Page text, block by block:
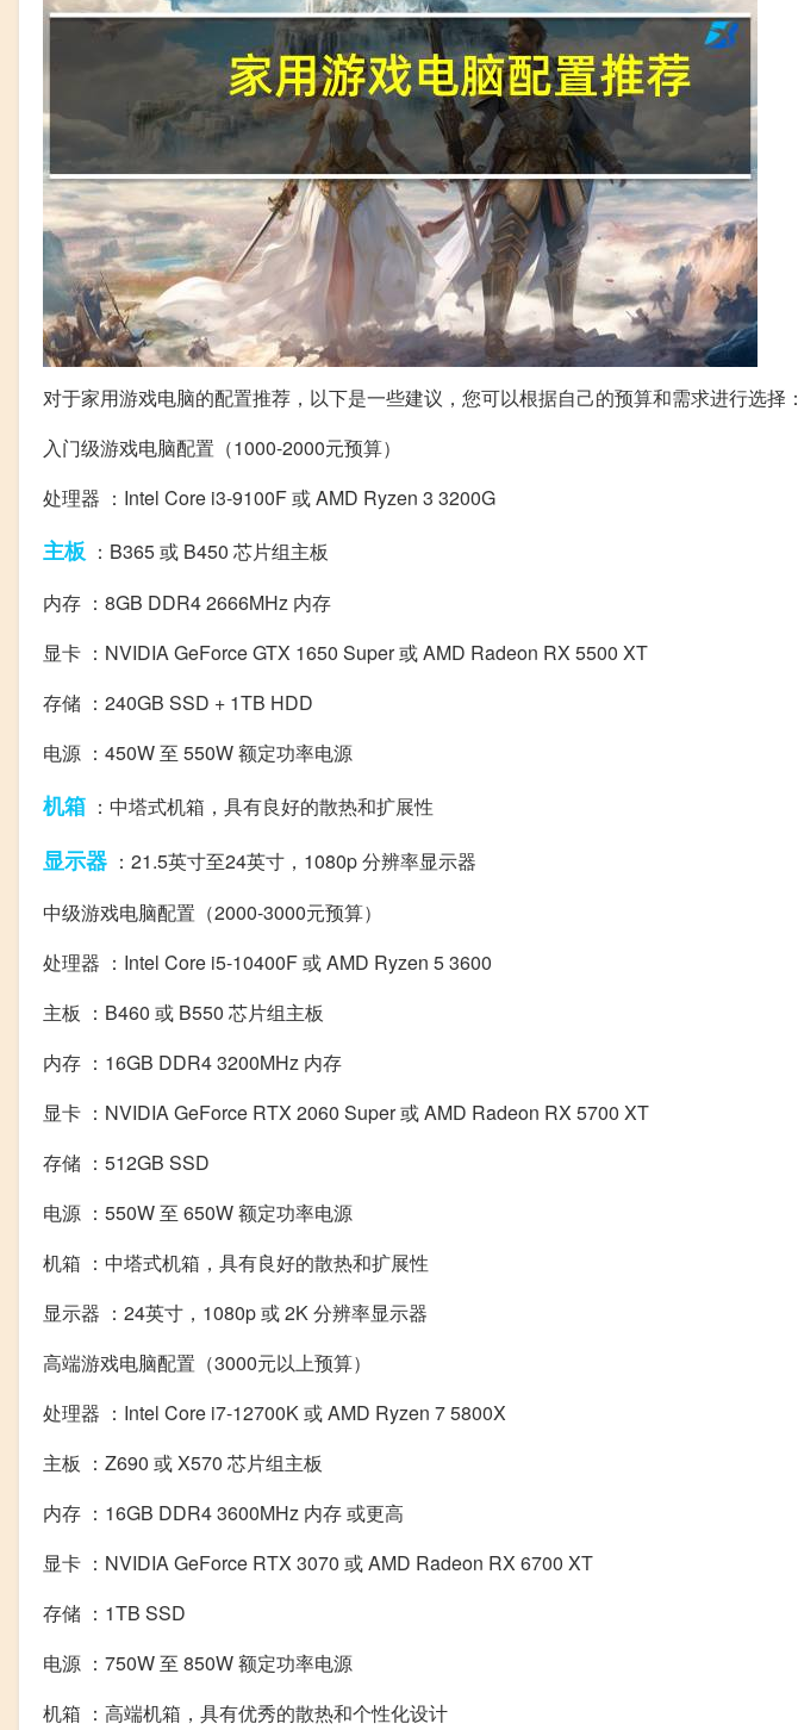
对于家用游戏电脑的配置推荐，以下是一些建议，您可以根据自己的预算和需求进行选择：
入门级游戏电脑配置（1000-2000元预算）
处理器 ：Intel Core i3-9100F 或 AMD Ryzen 3 3200G
主板 ：B365 或 B450 芯片组主板
内存 ：8GB DDR4 2666MHz 内存
显卡 ：NVIDIA GeForce GTX 1650 Super 或 AMD Radeon RX 5500 XT
存储 ：240GB SSD + 1TB HDD
电源 ：450W 至 550W 额定功率电源
机箱 ：中塔式机箱，具有良好的散热和扩展性
显示器 ：21.5英寸至24英寸，1080p 分辨率显示器
中级游戏电脑配置（2000-3000元预算）
处理器 ：Intel Core i5-10400F 或 AMD Ryzen 5 3600
主板 ：B460 或 B550 芯片组主板
内存 ：16GB DDR4 3200MHz 内存
显卡 ：NVIDIA GeForce RTX 2060 Super 或 AMD Radeon RX 5700 XT
存储 ：512GB SSD
电源 ：550W 至 650W 额定功率电源
机箱 ：中塔式机箱，具有良好的散热和扩展性
显示器 ：24英寸，1080p 或 2K 分辨率显示器
高端游戏电脑配置（3000元以上预算）
处理器 ：Intel Core i7-12700K 或 AMD Ryzen 7 5800X
主板 ：Z690 或 X570 芯片组主板
内存 ：16GB DDR4 3600MHz 内存 或更高
显卡 ：NVIDIA GeForce RTX 3070 或 AMD Radeon RX 6700 XT
存储 ：1TB SSD
电源 ：750W 至 850W 额定功率电源
机箱 ：高端机箱，具有优秀的散热和个性化设计